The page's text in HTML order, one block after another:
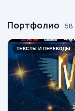
Портфолио · 58
ТЕКСТЫ И ПЕРЕВОДЫ